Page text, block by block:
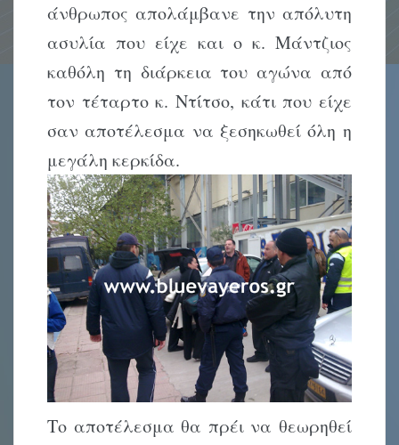
άνθρωπος απολάμβανε την απόλυτη
ασυλία που είχε και ο κ. Μάντζιος
καθόλη τη διάρκεια του αγώνα από
τον τέταρτο κ. Ντίτσο, κάτι που είχε
σαν αποτέλεσμα να ξεσηκωθεί όλη η
μεγάλη κερκίδα.
Το αποτέλεσμα θα πρέι να θεωρηθεί